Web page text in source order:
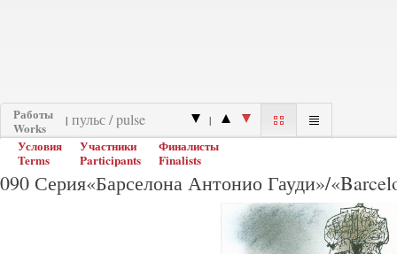
Работы
Works
| |
Условия
Terms
Участники
Participants
Финалисты
Finalists
090 Серия«Барселона Антонио Гауди»/